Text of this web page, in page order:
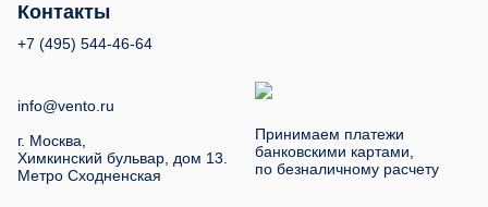
Контакты
+7 (495) 544-46-64
info@vento.ru
г. Москва,
Химкинский бульвар, дом 13.
Метро Сходненская
Принимаем платежи
банковскими картами,
по безналичному расчету